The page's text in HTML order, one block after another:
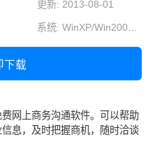
更新: 2013-08-01
系统: WinXP/Win2003/Win2000/Vista/Win7/Win8/Win8.1/Win10
下载
网上商务沟通软件。可以帮助
息，及时把握商机，随时洽谈